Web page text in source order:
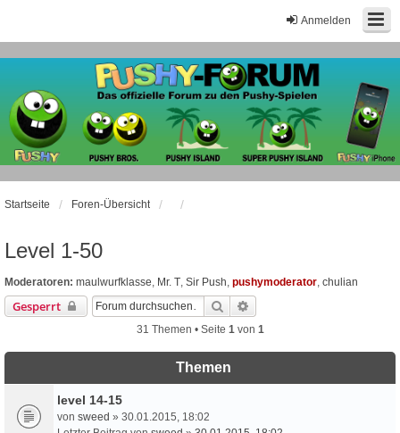
Anmelden
Startseite Foren-Übersicht
Level 1-50
Moderatoren: maulwurfklasse, Mr. T, Sir Push, pushymoderator, chulian
Gesperrt Suche
31 Themen • Seite 1von 1
Themen
level 14-15
von sweed » 30.01.2015, 18:02